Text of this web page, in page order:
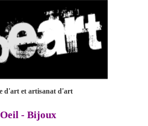
d'art et artisanat d'art
- Bijoux